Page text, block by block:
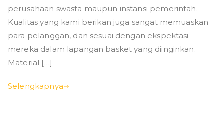
perusahaan swasta maupun instansi pemerintah.
Kualitas yang kami berikan juga sangat memuaskan
para pelanggan, dan sesuai dengan ekspektasi
mereka dalam lapangan basket yang diinginkan.
Material […]
Selengkapnya